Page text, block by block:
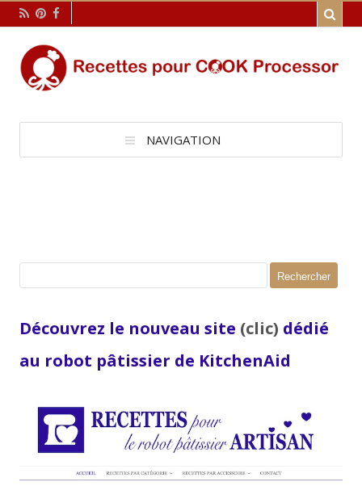
NAVIGATION
Découvrez le nouveau site (clic) dédié
au robot pâtissier de KitchenAid